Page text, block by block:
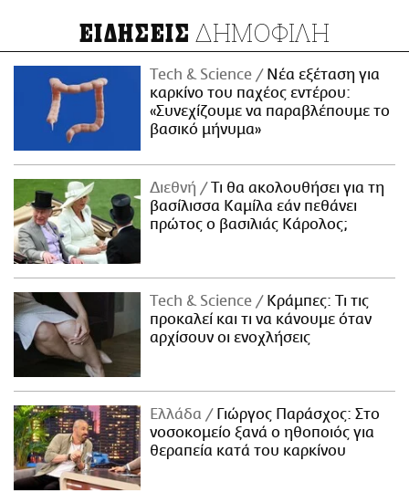
ΕΙΔΗΣΕΙΣ ΔΗΜΟΦΙΛΗ
Τech & Science
Νέα εξέταση για
καρκίνο του παχέος εντέρου:
«Συνεχίζουμε να παραβλέπουμε το
βασικό μήνυμα»
Διεθνή
Τι θα ακολουθήσει για τη
βασίλισσα Καμίλα εάν πεθάνει
πρώτος ο βασιλιάς Κάρολος;
Τech & Science
Κράμπες: Τι τις
προκαλεί και τι να κάνουμε όταν
αρχίσουν οι ενοχλήσεις
Ελλάδα
Γιώργος Παράσχος: Στο
νοσοκομείο ξανά ο ηθοποιός για
θεραπεία κατά του καρκίνου